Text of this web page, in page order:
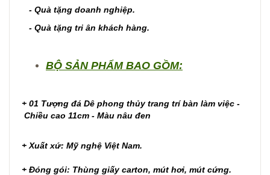
- Quà tặng doanh nghiệp.
- Quà tặng tri ân khách hàng.
BỘ SẢN PHẨM BAO GỒM:
+ 01 Tượng đá Dê phong thủy trang trí bàn làm việc -
Chiều cao 11cm - Màu nâu đen
+ Xuất xứ: Mỹ nghệ Việt Nam.
+ Đóng gói: Thùng giấy carton, mút hơi, mút cứng.